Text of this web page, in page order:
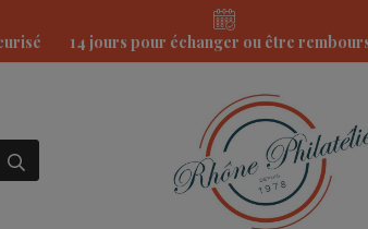
14 jours pour échanger ou être